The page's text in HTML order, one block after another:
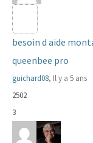
besoin d aide
queenbee pro
guichard08, Il y a 5 ans
2502
3